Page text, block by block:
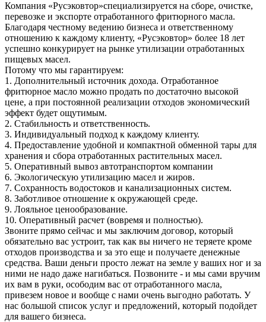
Компания «Русэковтор»специализируется на сборе, очистке,
перевозке и экспорте отработанного фритюрного масла.
Благодаря честному ведению бизнеса и ответственному
отношению к каждому клиенту, «Русэковтор» более 18 лет
успешно конкурирует на рынке утилизации отработанных
пищевых масел.
Потому что мы гарантируем:
1. Дополнительный источник дохода. Отработанное
фритюрное масло можно продать по достаточно высокой
цене, а при постоянной реализации отходов экономический
эффект будет ощутимым.
2. Стабильность и ответственность.
3. Индивидуальный подход к каждому клиенту.
4. Предоставление удобной и компактной обменной тары для
хранения и сбора отработанных растительных масел.
5. Оперативный вывоз автотранспортом компании
6. Экологическую утилизацию масел и жиров.
7. Сохранность водостоков и канализационных систем.
8. Заботливое отношение к окружающей среде.
9. Лояльное ценообразование.
10. Оперативный расчет (вовремя и полностью).
Звоните прямо сейчас и мы заключим договор, который
обязательно вас устроит, так как вы ничего не теряете кроме
отходов производства и за это еще и получаете денежные
средства. Ваши деньги просто лежат на земле у ваших ног и за
ними не надо даже нагибаться. Позвоните - и мы сами вручим
их вам в руки, осободим вас от отработанного масла,
привезем новое и вообще с нами очень выгодно работать. У
нас большой список услуг и предложений, который подойдет
для вашего бизнеса.